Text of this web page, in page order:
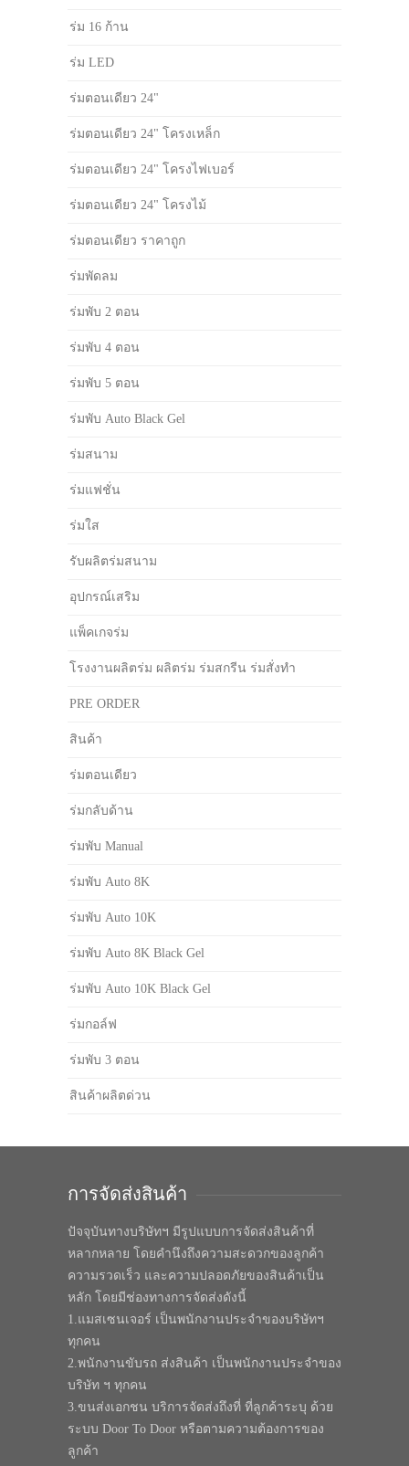
ร่ม 16 ก้าน
ร่ม LED
ร่มตอนเดียว 24"
ร่มตอนเดียว 24" โครงเหล็ก
ร่มตอนเดียว 24" โครงไฟเบอร์
ร่มตอนเดียว 24" โครงไม้
ร่มตอนเดียว ราคาถูก
ร่มพัดลม
ร่มพับ 2 ตอน
ร่มพับ 4 ตอน
ร่มพับ 5 ตอน
ร่มพับ Auto Black Gel
ร่มสนาม
ร่มแฟชั่น
ร่มใส
รับผลิตร่มสนาม
อุปกรณ์เสริม
แพ็คเกจร่ม
โรงงานผลิตร่ม ผลิตร่ม ร่มสกรีน ร่มสั่งทำ
PRE ORDER
สินค้า
ร่มตอนเดียว
ร่มกลับด้าน
ร่มพับ Manual
ร่มพับ Auto 8K
ร่มพับ Auto 10K
ร่มพับ Auto 8K Black Gel
ร่มพับ Auto 10K Black Gel
ร่มกอล์ฟ
ร่มพับ 3 ตอน
สินค้าผลิตด่วน
การจัดส่งสินค้า
ปัจจุบันทางบริษัทฯ มีรูปแบบการจัดส่งสินค้าที่
หลากหลาย โดยคำนึงถึงความสะดวกของลูกค้า
ความรวดเร็ว และความปลอดภัยของสินค้าเป็น
หลัก โดยมีช่องทางการจัดส่งดังนี้
1.แมสเซนเจอร์ เป็นพนักงานประจำของบริษัทฯ
ทุกคน
2.พนักงานขับรถ ส่งสินค้า เป็นพนักงานประจำของ
บริษัท ฯ ทุกคน
3.ขนส่งเอกชน บริการจัดส่งถึงที่ ที่ลูกค้าระบุ ด้วย
ระบบ Door To Door หรือตามความต้องการของ
ลูกค้า